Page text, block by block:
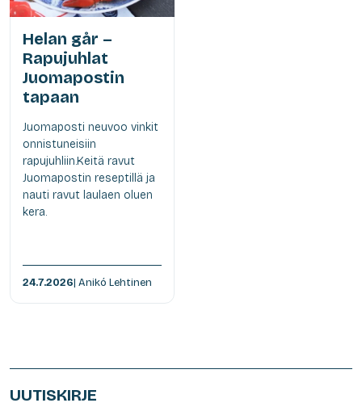
Helan går –
Rapujuhlat
Juomapostin
tapaan
Juomaposti neuvoo vinkit
onnistuneisiin
rapujuhliin.Keitä ravut
Juomapostin reseptillä ja
nauti ravut laulaen oluen
kera.
24.7.2026| Anikó Lehtinen
UUTISKIRJE